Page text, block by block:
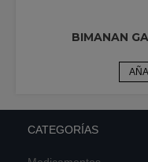
BIMANAN
CATEGORÍAS